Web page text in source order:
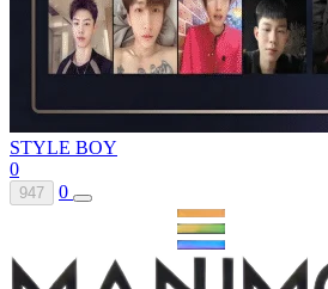
STYLE BOY
0
947 0